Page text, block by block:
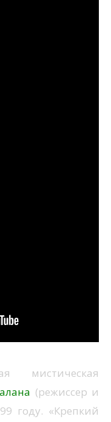
мистическая
(режиссер и
году. «Крепкий